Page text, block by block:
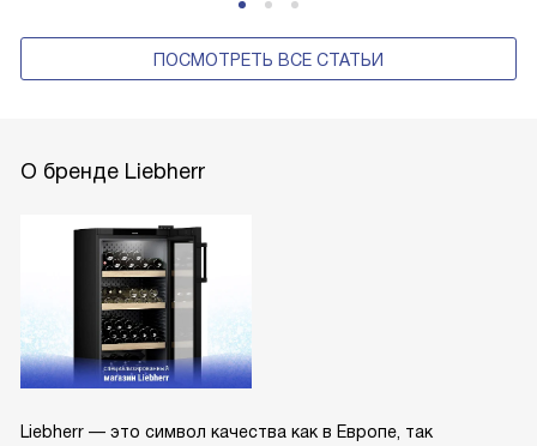
ПОСМОТРЕТЬ ВСЕ СТАТЬИ
О бренде Liebherr
Liebherr — это символ качества как в Европе, так